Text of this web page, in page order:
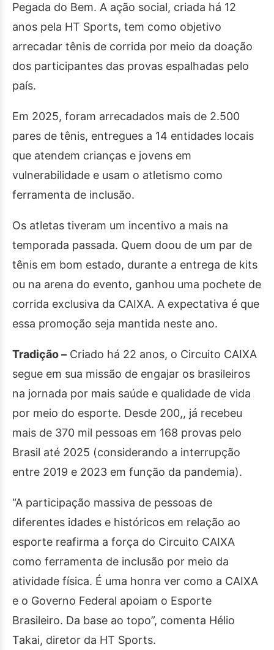
Pegada do Bem. A ação social, criada há 12
anos pela HT Sports, tem como objetivo
arrecadar tênis de corrida por meio da doação
dos participantes das provas espalhadas pelo
país.
Em 2025, foram arrecadados mais de 2.500
pares de tênis, entregues a 14 entidades locais
que atendem crianças e jovens em
vulnerabilidade e usam o atletismo como
ferramenta de inclusão.
Os atletas tiveram um incentivo a mais na
temporada passada. Quem doou de um par de
tênis em bom estado, durante a entrega de kits
ou na arena do evento, ganhou uma pochete de
corrida exclusiva da CAIXA. A expectativa é que
essa promoção seja mantida neste ano.
Tradição – Criado há 22 anos, o Circuito CAIXA
segue em sua missão de engajar os brasileiros
na jornada por mais saúde e qualidade de vida
por meio do esporte. Desde 200,, já recebeu
mais de 370 mil pessoas em 168 provas pelo
Brasil até 2025 (considerando a interrupção
entre 2019 e 2023 em função da pandemia).
“A participação massiva de pessoas de
diferentes idades e históricos em relação ao
esporte reafirma a força do Circuito CAIXA
como ferramenta de inclusão por meio da
atividade física. É uma honra ver como a CAIXA
e o Governo Federal apoiam o Esporte
Brasileiro. Da base ao topo”, comenta Hélio
Takai, diretor da HT Sports.